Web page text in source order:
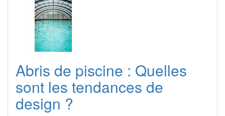
Abris de piscine : Quelles
sont les tendances de
design ?